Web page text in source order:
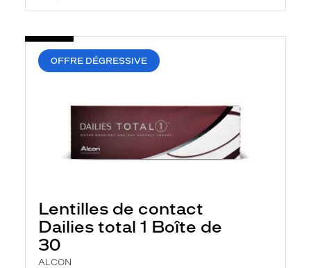
OFFRE DÉGRESSIVE
Lentilles de contact
Dailies total 1 Boîte de
30
ALCON